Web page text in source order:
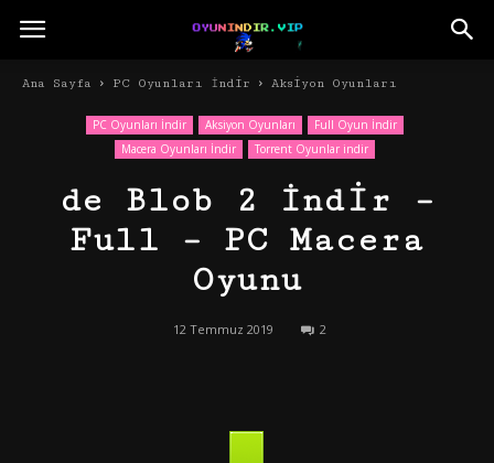
Ana Sayfa PC Oyunları İndir Aksiyon Oyunları
PC Oyunları İndir Aksiyon Oyunları
Full Oyun İndir
Macera Oyunları İndir
Torrent Oyunlar indir
de Blob 2 İndir –
Full – PC Macera
Oyunu
12 Temmuz 2019 2